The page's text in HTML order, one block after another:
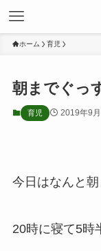
ホーム 育児
朝までぐっ
育児 2019年9月
今日はなんと
20時に寝て5時